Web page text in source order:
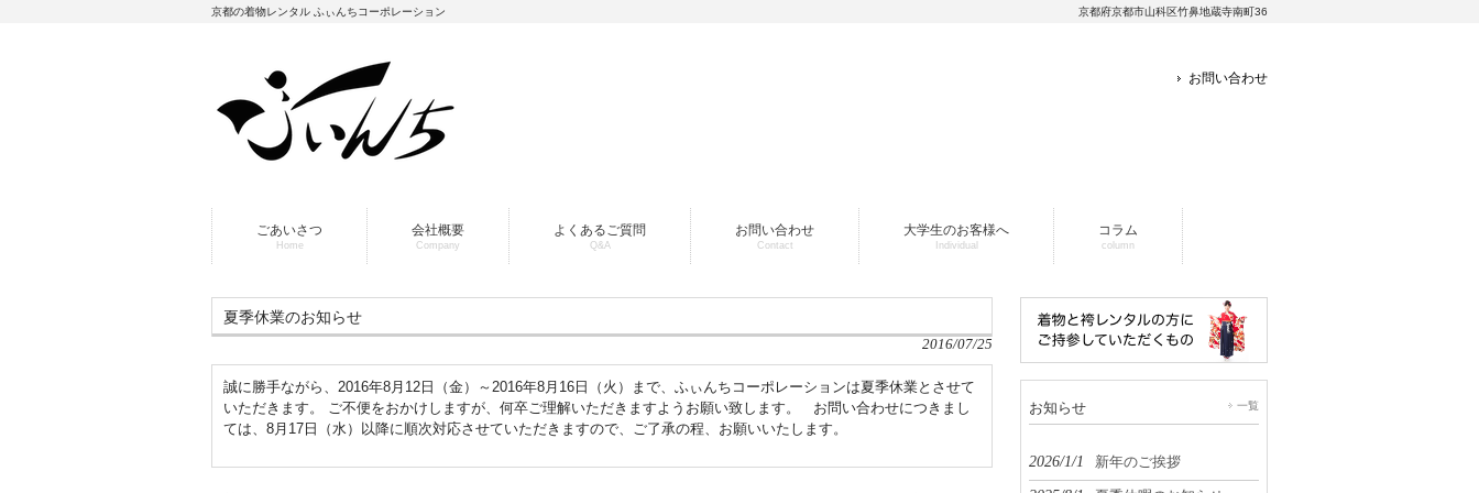
京都の着物レンタル ふぃんちコーポレーション 京都府京都市山科区竹鼻地蔵寺南町36
お問い合わせ
ごあいさつ
Home
会社概要
Company
よくあるご質問
Q&A
お問い合わせ
Contact
大学生のお客様へ
Individual
コラム
column
夏季休業のお知らせ
2016/07/25
誠に勝手ながら、2016年8月12日（金）～2016年8月16日（火）まで、ふぃんちコーポレーションは夏季休業とさせて
いただきます。 ご不便をおかけしますが、何卒ご理解いただきますようお願い致します。 お問い合わせにつきまし
ては、8月17日（水）以降に順次対応させていただきますので、ご了承の程、お願いいたします。
お知らせ 一覧
2026/1/1 新年のご挨拶